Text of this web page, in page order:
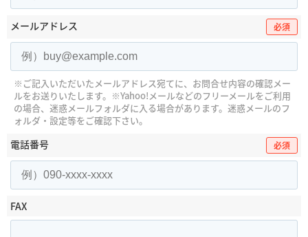
メールアドレス 必須
※ご記入いただいたメールアドレス宛てに、お問合せ内容の確認メー
ルをお送りいたします。 ※Yahoo!メールなどのフリーメールをご利用
の場合、迷惑メールフォルダに入る場合があります。 迷惑メールのフ
ォルダ・設定等をご確認下さい。
電話番号 必須
FAX